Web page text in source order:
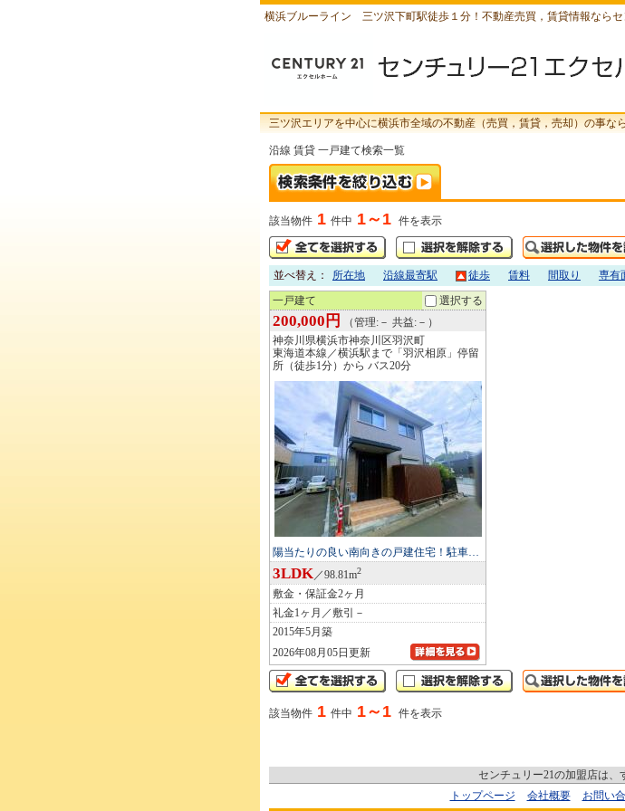
横浜ブルーライン 三ツ沢下町駅徒歩１分！不動産売買，賃貸情報なら
三ツ沢エリアを中心に横浜市全域の不動産（売買，賃貸，売却）の事な
沿線 賃貸 一戸建て検索一覧
該当物件 1 件中 1～1 件を表示
並べ替え： 所在地 沿線最寄駅 徒歩 賃料 間取り 専有
一戸建て 選択する
200,000円
（管理:－ 共益:－）
神奈川県横浜市神奈川区羽沢町
東海道本線／横浜駅まで「羽沢相原」停留
所（徒歩1分）から バス20分
陽当たりの良い南向きの戸建住宅！駐車…
3LDK／98.81m2
敷金・保証金2ヶ月
礼金1ヶ月／敷引－
2015年5月築
2026年08月05日更新
該当物件 1 件中 1～1 件を表示
センチュリー21の加盟店は、
トップページ
会社概要 お問い